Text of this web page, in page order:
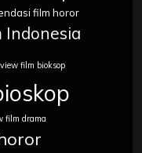
film horor
Indonesia
film bioksop
film drama